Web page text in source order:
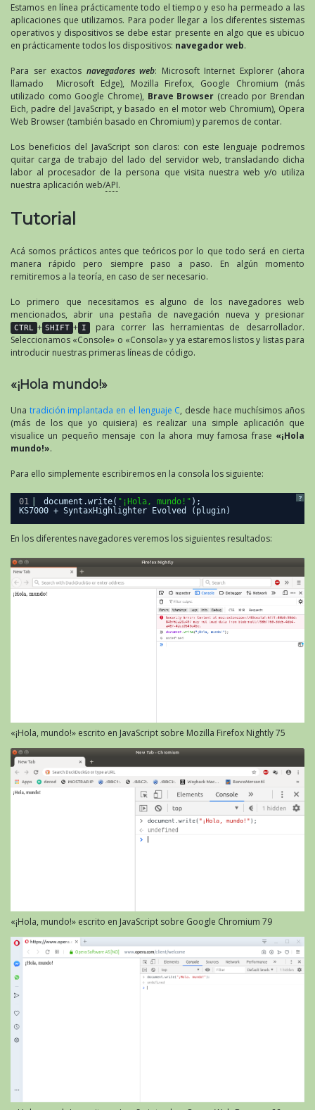
Estamos en línea prácticamente todo el tiempo y eso ha permeado a las
aplicaciones que utilizamos. Para poder llegar a los diferentes sistemas
operativos y dispositivos se debe estar presente en algo que es ubicuo
en prácticamente todos los dispositivos: navegador web.
Para ser exactos navegadores web: Microsoft Internet Explorer (ahora
llamado Microsoft Edge), Mozilla Firefox, Google Chromium (más
utilizado como Google Chrome), Brave Browser (creado por Brendan
Eich, padre del JavaScript, y basado en el motor web Chromium), Opera
Web Browser (también basado en Chromium) y paremos de contar.
Los beneficios del JavaScript son claros: con este lenguaje podremos
quitar carga de trabajo del lado del servidor web, transladando dicha
labor al procesador de la persona que visita nuestra web y/o utiliza
nuestra aplicación web/API.
Tutorial
Acá somos prácticos antes que teóricos por lo que todo será en cierta
manera rápido pero siempre paso a paso. En algún momento
remitiremos a la teoría, en caso de ser necesario.
Lo primero que necesitamos es alguno de los navegadores web
mencionados, abrir una pestaña de navegación nueva y presionar
CTRL + SHIFT + I para correr las herramientas de desarrollador.
Seleccionamos «Console» o «Consola» y ya estaremos listos y listas para
introducir nuestras primeras líneas de código.
«¡Hola mundo!»
Una tradición implantada en el lenguaje C, desde hace muchísimos años
(más de los que yo quisiera) es realizar una simple aplicación que
visualice un pequeño mensaje con la ahora muy famosa frase «¡Hola
mundo!».
Para ello simplemente escribiremos en la consola los siguiente:
?
KS7000 + SyntaxHighlighter Evolved (plugin)
01 document.write( "¡Hola, mundo!" );
En los diferentes navegadores veremos los siguientes resultados:
«¡Hola, mundo!» escrito en JavaScript sobre Mozilla Firefox Nightly 75
«¡Hola, mundo!» escrito en JavaScript sobre Google Chromium 79